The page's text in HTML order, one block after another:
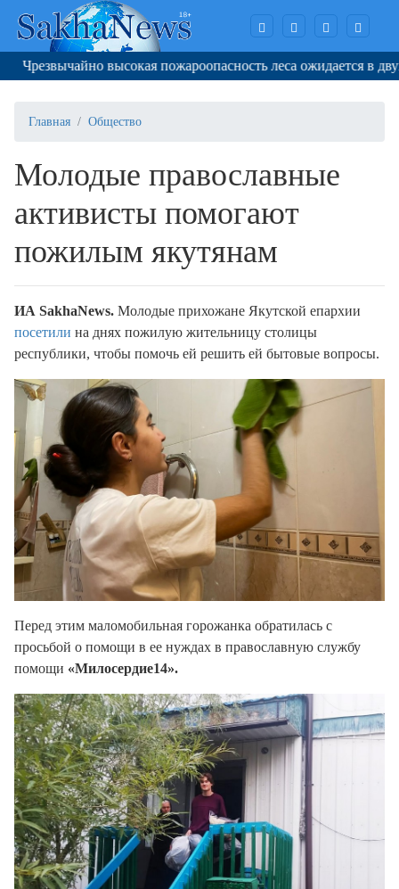
высокая пожароопасность леса ожидается в двух
Главная Общество
Молодые православные
активисты помогают
пожилым якутянам
ИА SakhaNews. Молодые прихожане Якутской епархии
посетили на днях пожилую жительницу столицы
республики, чтобы помочь ей решить ей бытовые вопросы.
Перед этим маломобильная горожанка обратилась с
просьбой о помощи в ее нуждах в православную службу
помощи «Милосердие14».